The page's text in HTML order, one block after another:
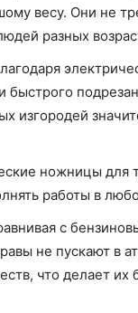
весу. Они не
разных
быстрого
изгородей
ножницы для
работы в
с
не пускают в
что делает